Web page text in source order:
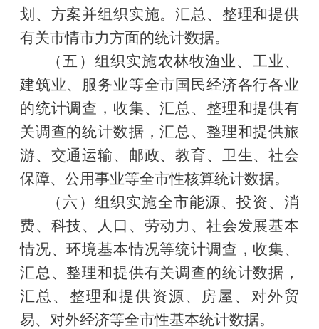
划、方案并组织实施。汇总、整理和提供
有关市情市力方面的统计数据。
（五）组织实施农林牧渔业、工业、
建筑业、服务业等全市国民经济各行各业
的统计调查，收集、汇总、整理和提供有
关调查的统计数据，汇总、整理和提供旅
游、交通运输、邮政、教育、卫生、社会
保障、公用事业等全市性核算统计数据。
（六）组织实施全市能源、投资、消
费、科技、人口、劳动力、社会发展基本
情况、环境基本情况等统计调查，收集、
汇总、整理和提供有关调查的统计数据，
汇总、整理和提供资源、房屋、对外贸
易、对外经济等全市性基本统计数据。